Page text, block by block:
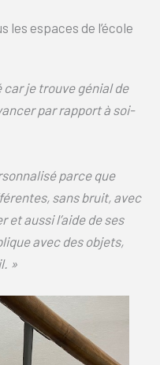
les espaces de l’école
car je trouve génial de
par rapport à soi-
parce que
sans bruit, avec
et aussi l’aide de ses
avec des objets,
»